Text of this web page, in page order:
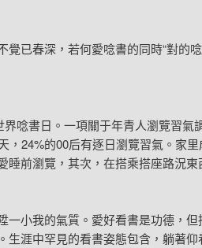
覺已春深，若何愛唸書的同時“對的唸
唸書日。一項關于年青人瀏覽習氣
，24%的00后有逐日瀏覽習氣。家
睡前瀏覽，其次，在搭乘搭座路況
一小我的氣質。愛好看書是功德，
生涯中罕見的看書姿態包含，躺著